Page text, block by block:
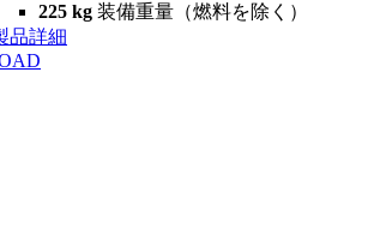
225 kg 装備重量（燃料を除く）
品詳細